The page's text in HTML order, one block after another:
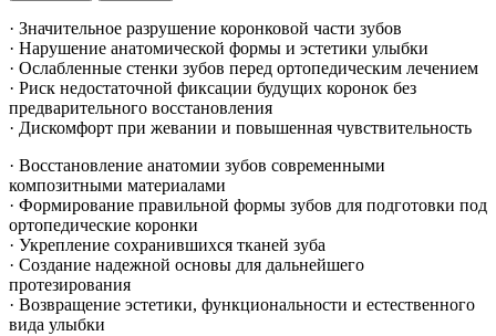
· Значительное разрушение коронковой части зубов
· Нарушение анатомической формы и эстетики улыбки
· Ослабленные стенки зубов перед ортопедическим лечением
· Риск недостаточной фиксации будущих коронок без
предварительного восстановления
· Дискомфорт при жевании и повышенная чувствительность
· Восстановление анатомии зубов современными
композитными материалами
· Формирование правильной формы зубов для подготовки под
ортопедические коронки
· Укрепление сохранившихся тканей зуба
· Создание надежной основы для дальнейшего
протезирования
· Возвращение эстетики, функциональности и естественного
вида улыбки